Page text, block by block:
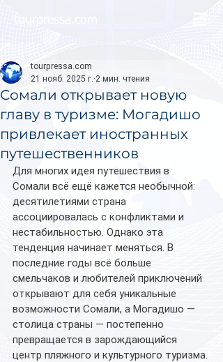
Сомали открывает новую
главу в туризме: Могадишо
привлекает иностранных
путешественников
tourpressa.com
21 нояб. 2025 г. 2 мин. чтения
Для многих идея путешествия в
Сомали всё ещё кажется необычной:
десятилетиями страна
ассоциировалась с конфликтами и
нестабильностью. Однако эта
тенденция начинает меняться. В
последние годы всё больше
смельчаков и любителей приключений
открывают для себя уникальные
возможности Сомали, а Могадишо —
столица страны — постепенно
превращается в зарождающийся
центр пляжного и культурного туризма.